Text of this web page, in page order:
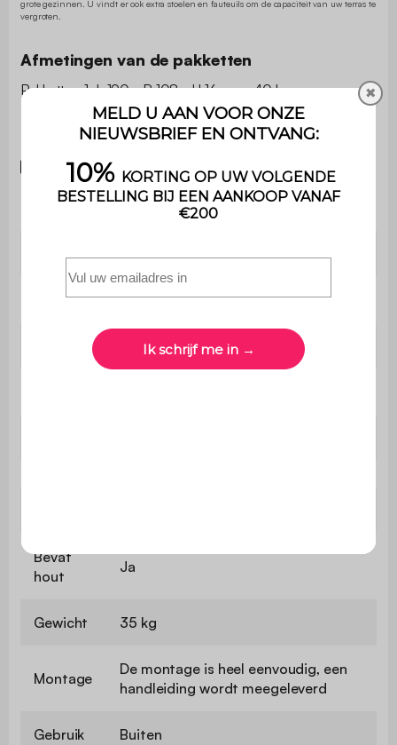
grote gezinnen. U vindt er ook extra stoelen en fauteuils om de capaciteit van uw terras te
vergroten.
Afmetingen van de pakketten
Pakketten 1: L 190 x B 108 x H 16 cm - 40 kg
Handleidingen
Download de handleiding
Type Verlengbaar
Vorm Rechthoekig
Aantal zitplaatsen 10
Bevat
hout
Ja
Gewicht 35 kg
Montage
De montage is heel eenvoudig, een
handleiding wordt meegeleverd
Gebruik Buiten
✖